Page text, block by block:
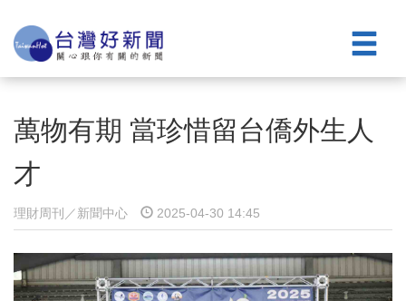
萬物有期 當珍惜留台僑外生人
才
理財周刊／新聞中心 2025-04-30 14:45